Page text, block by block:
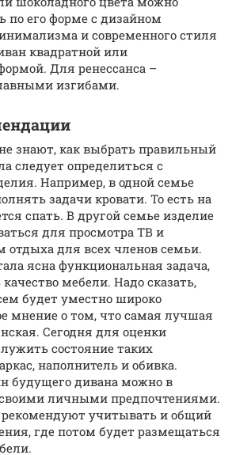
по его форме с дизайном
и современного стиля
квадратной или
Для ренессанса –
изгибами.
знают, как выбрать правильный
следует определиться с
Например, в одной семье
задачи кровати. То есть на
спать. В другой семье изделие
для просмотра ТВ и
отдыха для всех членов семьи.
ясна функциональная задача,
мебели. Надо сказать,
будет уместно широко
мнение о том, что самая лучшая
Сегодня для оценки
состояние таких
наполнитель и обивка.
будущего дивана можно в
своими личными предпочтениями.
учитывать и общий
где потом будет размещаться